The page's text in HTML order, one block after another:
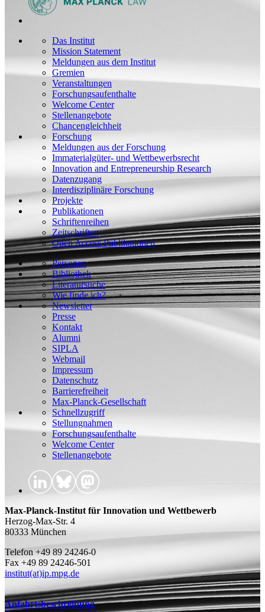
Das Institut
Mission Statement
Meldungen aus dem Institut
Gremien
Veranstaltungen
Forschungsaufenthalte
Welcome Center
Stellenangebote
Chancengleichheit
Forschung
Meldungen aus der Forschung
Immaterialgüter- und Wettbewerbsrecht
Innovation and Entrepreneurship Research
Datenzugang
Interdisziplinäre Forschung
Projekte
Publikationen
Schriftenreihen
Zeitschriften
Open Access Publikationen
Personen
Bibliothek
Literatursuche
Wie finde ich?
Newsletter
Presse
Kontakt
Alumni
SIPLA
Webmail
Impressum
Datenschutz
Barrierefreiheit
Max-Planck-Gesellschaft
Schnellzugriff
Stellungnahmen
Forschungsaufenthalte
Welcome Center
Stellenangebote
Max-Planck-Institut für Innovation und Wettbewerb
Herzog-Max-Str. 4
80333 München
Telefon +49 89 24246-0
Fax +49 89 24246-501
institut(at)ip.mpg.de
Anfahrtsbeschreibung